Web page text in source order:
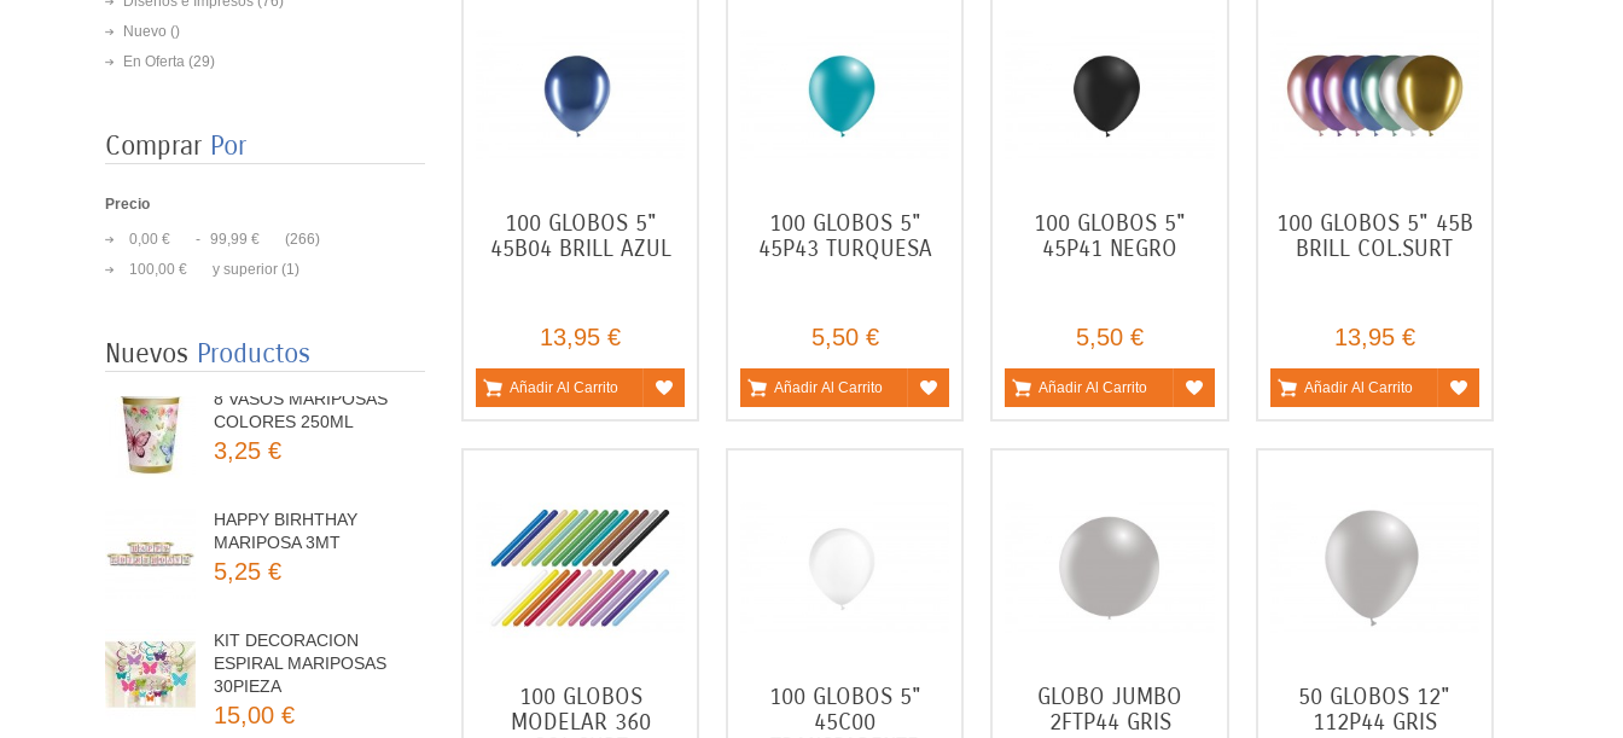
Nuevo ()
En Oferta (29)
Comprar Por
Precio
0,00 € - 99,99 €
(266)
100,00 €
y superior (1)
Nuevos Productos
COLORES 23CM
3,50 €
8 VASOS MARIPOSAS
COLORES 250ML
3,25 €
HAPPY BIRHTHAY
5,25 €
KIT DECORACION
30PIEZA
15,00 €
8 PLATOS MARIPOSAS
COLORES 23CM
100 GLOBOS 5"
45B04 BRILL AZUL
13,95 €
Añadir Al Carrito
100 GLOBOS 5"
45P43 TURQUESA
5,50 €
Añadir Al Carrito
100 GLOBOS 5"
45P41 NEGRO
5,50 €
Añadir Al Carrito
100 GLOBOS 5" 45B
BRILL COL.SURT
13,95 €
Añadir Al Carrito
100 GLOBOS
MODELAR 360
100 GLOBOS 5"
45C00
GLOBO JUMBO
2FTP44 GRIS
50 GLOBOS 12"
112P44 GRIS